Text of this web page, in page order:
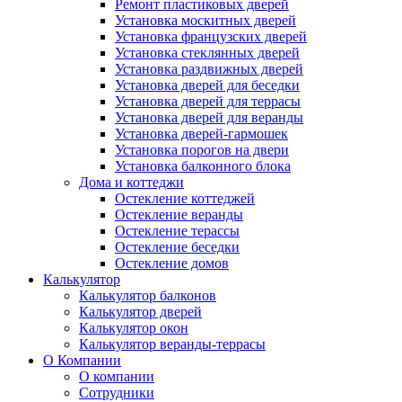
Ремонт пластиковых дверей
Установка москитных дверей
Установка французских дверей
Установка стеклянных дверей
Установка раздвижных дверей
Установка дверей для беседки
Установка дверей для террасы
Установка дверей для веранды
Установка дверей-гармошек
Установка порогов на двери
Установка балконного блока
Дома и коттеджи
Остекление коттеджей
Остекление веранды
Остекление терассы
Остекление беседки
Остекление домов
Калькулятор
Калькулятор балконов
Калькулятор дверей
Калькулятор окон
Калькулятор веранды-террасы
О Компании
О компании
Сотрудники